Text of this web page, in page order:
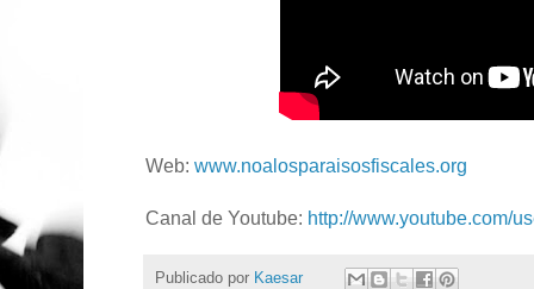
Web: www.noalosparaisosfiscales.org
Canal de Youtube: http://www.youtube.com/
Publicado por Kaesar